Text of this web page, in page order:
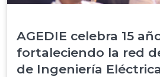
AGEDIE celebra 15
fortaleciendo la red
de Ingeniería Eléctrica